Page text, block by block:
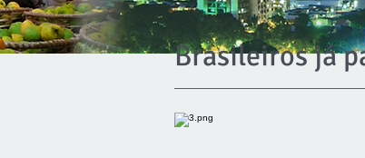
Brasileiros já